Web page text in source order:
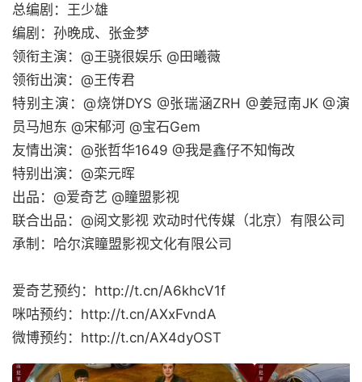
总编剧：王少雄
编剧：孙晚成、张金梦
领衔主演：@王骁很娱乐 @田曦薇
领衔出演：@王传君
特别主演：@烧饼DYS @张瑞涵ZRH @姜冠南JK @演
员马旭东 @宋郁河 @宝石Gem
友情出演：@张哲华1649 @我是鑫仔不知悔改
特别出演：@栾元晖
出品：@爱奇艺 @瞳盟影视
联合出品：@阅文影视 欢动时代传媒（北京）有限公司
承制：哈尔滨瞳盟影视文化有限公司
爱奇艺预约：http://t.cn/A6khcV1f
咪咕预约：http://t.cn/AXxFvndA
微博预约：http://t.cn/AX4dyOST